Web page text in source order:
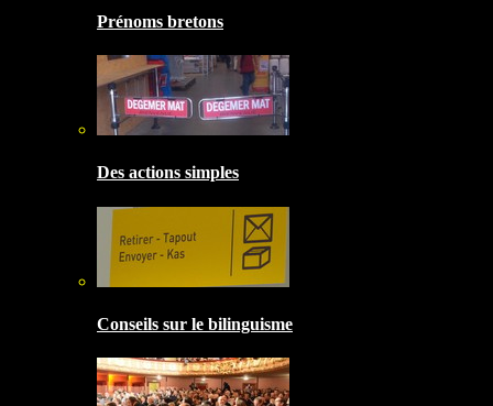
Prénoms bretons
Des actions simples
Conseils sur le bilinguisme